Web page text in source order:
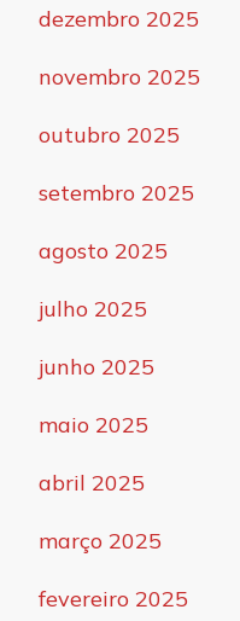
dezembro 2025
novembro 2025
outubro 2025
setembro 2025
agosto 2025
julho 2025
junho 2025
maio 2025
abril 2025
março 2025
fevereiro 2025